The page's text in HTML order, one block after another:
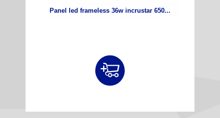
Panel led frameless 36w incrustar 650...